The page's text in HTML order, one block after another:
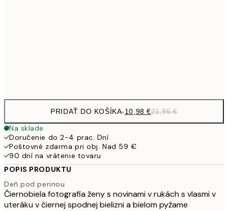
PRIDAŤ DO KOŠÍKA-10,98 €21,95 €
Na sklade
Doručenie do 2-4 prac. Dní
Poštovné zdarma pri obj. Nad 59 €
90 dní na vrátenie tovaru
POPIS PRODUKTU
Deň pod perinou
Čiernobiela fotografia ženy s novinami v rukách s vlasmi v
uteráku v čiernej spodnej bielizni a bielom pyžame